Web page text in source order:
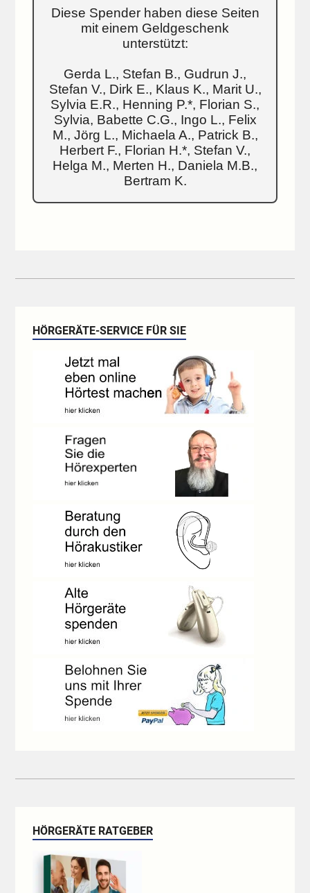
Diese Spender haben diese Seiten
mit einem Geldgeschenk
unterstützt:
Gerda L., Stefan B., Gudrun J.,
Stefan V., Dirk E., Klaus K., Marit U.,
Sylvia E.R., Henning P.*, Florian S.,
Sylvia, Babette C.G., Ingo L., Felix
M., Jörg L., Michaela A., Patrick B.,
Herbert F., Florian H.*, Stefan V.,
Helga M., Merten H., Daniela M.B.,
Bertram K.
HÖRGERÄTE-SERVICE FÜR SIE
HÖRGERÄTE RATGEBER